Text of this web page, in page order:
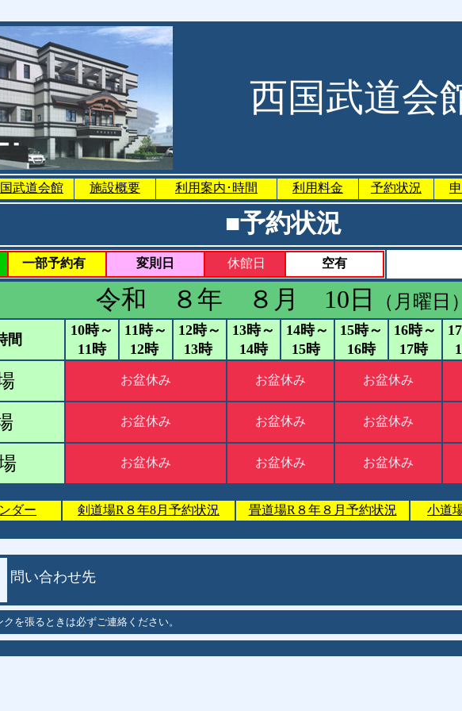
西国武道会
武道会館 施設概要 利用案内･時間 利用料金 予約状況
■予約状況
一部予約有 変則日 休館日 空有
令和 ８年 ８月 10日 （月曜日）
間
10時～
11時
11時～
12時
12時～
13時
13時～
14時
14時～
15時
15時～
16時
16時～
17時
お盆休み お盆休み お盆休み
お盆休み お盆休み お盆休み
お盆休み お盆休み お盆休み
ダー 剣道場R８年8月予約状況 畳道場R８年８月予約状況 小道
問い合わせ先
を張るときは必ずご連絡ください。